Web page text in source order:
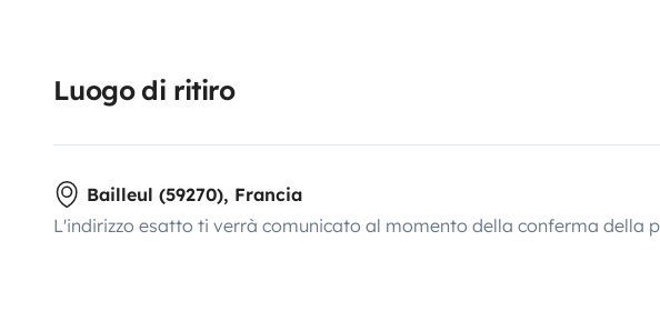
Luogo di ritiro
Bailleul (59270), Francia
L'indirizzo esatto ti verrà comunicato al momento della conferma della